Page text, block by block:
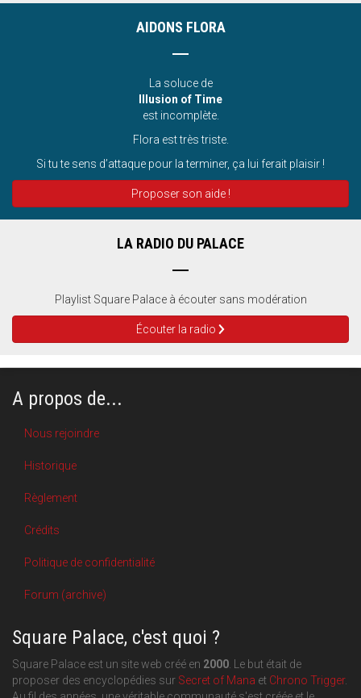
AIDONS FLORA
La soluce de
Illusion of Time
est incomplète.
Flora est très triste.
Si tu te sens d’attaque pour la terminer, ça lui ferait plaisir !
Proposer son aide !
LA RADIO DU PALACE
Playlist Square Palace à écouter sans modération
Écouter la radio
A propos de...
Nous rejoindre
Historique
Règlement
Crédits
Politique de confidentialité
Forum (archive)
Square Palace, c'est quoi ?
Square Palace est un site web créé en 2000 . Le but était de
proposer des encyclopédies sur Secret of Mana et Chrono Trigger.